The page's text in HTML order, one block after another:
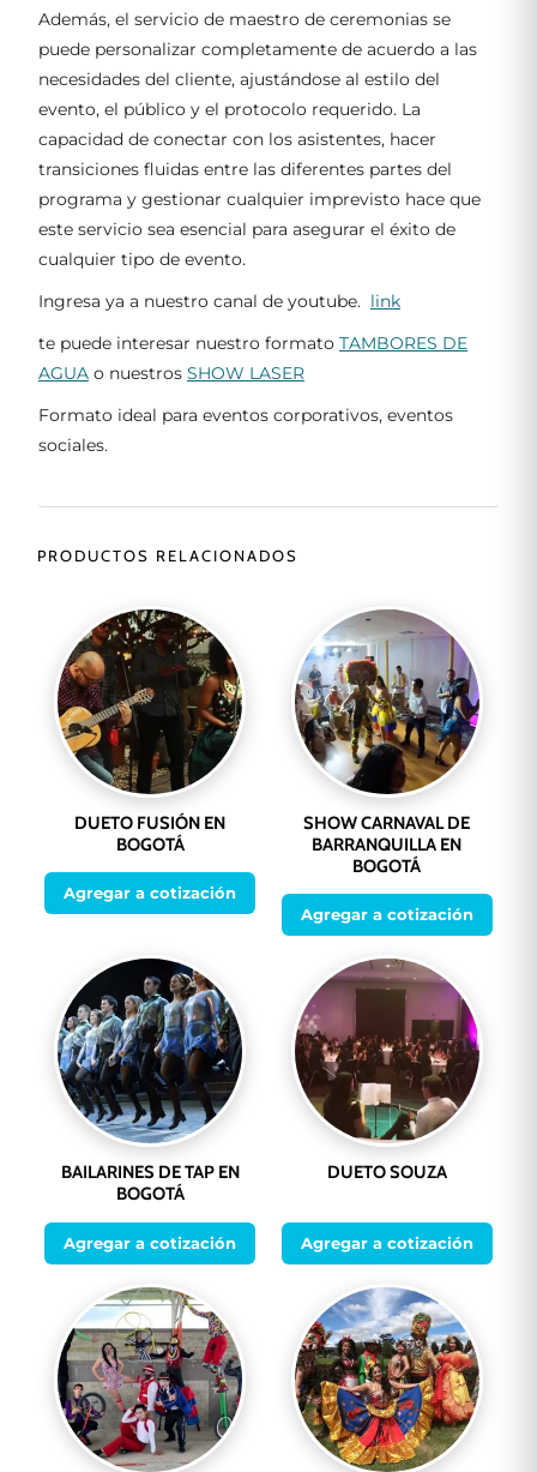
Además, el servicio de maestro de ceremonias se
puede personalizar completamente de acuerdo a las
necesidades del cliente, ajustándose al estilo del
evento, el público y el protocolo requerido. La
capacidad de conectar con los asistentes, hacer
transiciones fluidas entre las diferentes partes del
programa y gestionar cualquier imprevisto hace que
este servicio sea esencial para asegurar el éxito de
cualquier tipo de evento.
Ingresa ya a nuestro canal de youtube. link
te puede interesar nuestro formato TAMBORES DE
AGUA o nuestros SHOW LASER
Formato ideal para eventos corporativos, eventos
sociales.
PRODUCTOS RELACIONADOS
DUETO FUSIÓN EN
BOGOTÁ
Agregar a cotización
SHOW CARNAVAL DE
BARRANQUILLA EN
BOGOTÁ
Agregar a cotización
BAILARINES DE TAP EN
BOGOTÁ
Agregar a cotización
DUETO SOUZA
Agregar a cotización